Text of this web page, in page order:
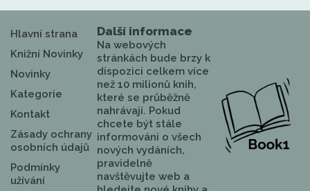
Hlavní strana
Knižní Novinky
Novinky
Kategorie
Kontakt
Zásady ochrany
osobních údajů
Podmínky
užívání
Další informace
Na webových
stránkách bude brzy k
dispozici celkem více
než 10 milionů knih,
které se průběžně
nahrávají. Pokud
chcete být stále
informováni o všech
nových vydáních,
pravidelně
navštěvujte web a